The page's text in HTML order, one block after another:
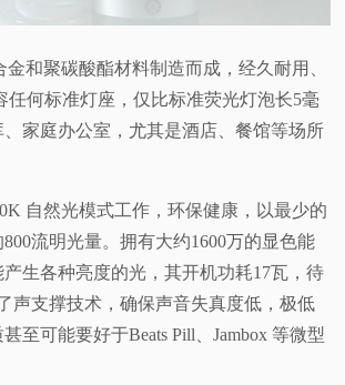
金和聚碳酸酯材料制造而成，经久耐用、
任何标准灯座，仅比标准荧光灯泡长5毫
家庭办公室，尤其是酒店、餐馆等场所
自然光模式工作，环保健康，以最少的
流明光量。拥有大约1600万的显色能
生各种亮度的光，其开机功耗17瓦，待
声支撑技术，确保声音失真度低，极低
至可能要好于Beats Pill、Jambox 等微型